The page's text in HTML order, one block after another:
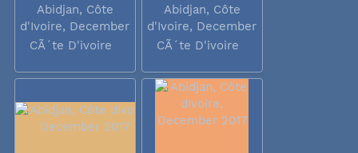
Abidjan, Côte
d'Ivoire, December
2017
CÃ´te D'ivoire
Abidjan, Côte
d'Ivoire, December
2017
CÃ´te D'ivoire